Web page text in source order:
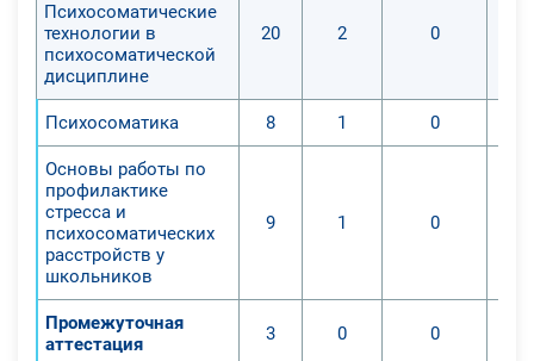
Психосоматические
технологии в
психосоматической
дисциплине
20 2 0
Психосоматика 8 1 0
Основы работы по
профилактике
стресса и
психосоматических
расстройств у
школьников
9 1 0
Промежуточная
аттестация
3 0 0